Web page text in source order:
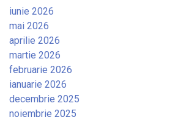
iunie 2026
mai 2026
aprilie 2026
martie 2026
februarie 2026
ianuarie 2026
decembrie 2025
noiembrie 2025